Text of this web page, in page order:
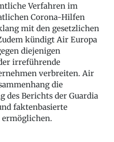
Verfahren im
Corona-Hilfen
mit den gesetzlichen
kündigt Air Europa
diejenigen
irreführende
verbreiten. Air
die
des Berichts der Guardia
faktenbasierte